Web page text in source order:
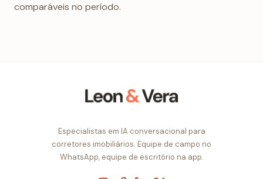
comparáveis no período.
Especialistas em IA conversacional para
corretores imobiliários. Equipe de campo no
WhatsApp, equipe de escritório na app.